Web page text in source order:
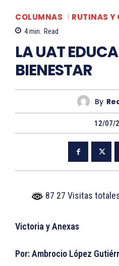
COLUMNAS RUTINAS Y
4min. Read
LA UAT
BIENESTAR
By
12/07/
87 27 Visitas
Victoria y Anexas
Por: Ambrocio López